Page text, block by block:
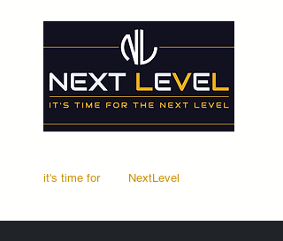
it's time for NextLevel